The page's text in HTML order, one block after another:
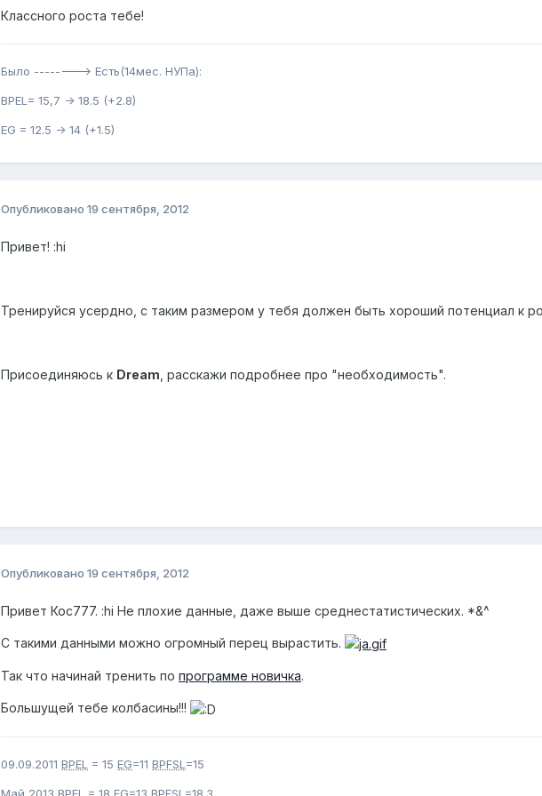
Классного роста тебе!
Было --------> Есть(14мес. НУПа):
BPEL= 15,7 -> 18.5 (+2.8)
EG = 12.5 -> 14 (+1.5)
Опубликовано 19 сентября, 2012
Привет! :hi
Тренируйся усердно, с таким размером у тебя должен быть хороший потенциал к
Присоединяюсь к Dream , расскажи подробнее про "необходимость".
Опубликовано 19 сентября, 2012
Привет Кос777. :hi Не плохие данные, даже выше среднестатистических. *&^
С такими данными можно огромный перец вырастить.
Так что начинай тренить по программе новичка.
Большущей тебе колбасины!!!
09.09.2011 BPEL = 15 EG=11 BPFSL =15